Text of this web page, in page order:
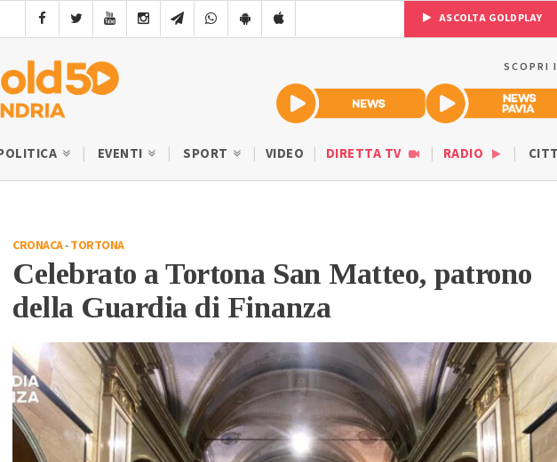
ASCOLTA GOLDPLAY
SCOPRI
EVENTI SPORT VIDEO DIRETTA TV RADIO
CRONACA-TORTONA
Celebrato a Tortona San Matteo, patrono
della Guardia di Finanza